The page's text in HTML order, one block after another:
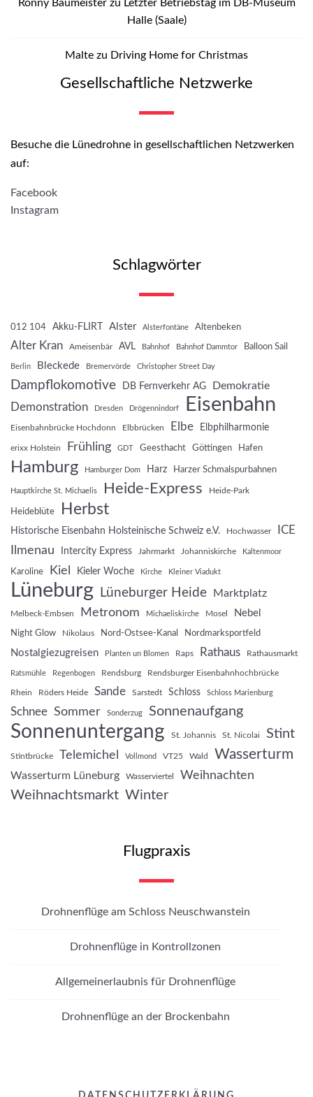
Ronny Baumeisterzu Letzter Betriebstag im DB-Museum
Halle (Saale)
Malte zu Driving Home for Christmas
Gesellschaftliche Netzwerke
Besuche die Lünedrohne in gesellschaftlichen Netzwerken
auf:
Facebook
Instagram
Schlagwörter
012 104 Akku-FLIRT Alster Alsterfontäne Altenbeken
Alter Kran Ameisenbär AVL Bahnhof Bahnhof Dammtor Balloon Sail
Berlin Bleckede Bremervörde Christopher Street Day
Dampflokomotive DB Fernverkehr AG Demokratie
Demonstration Dresden Drögennindorf Eisenbahn
Eisenbahnbrücke Hochdonn Elbbrücken Elbe Elbphilharmonie
erixx Holstein Frühling GDT Geesthacht Göttingen Hafen
Hamburg Hamburger Dom Harz Harzer Schmalspurbahnen
Hauptkirche St. Michaelis Heide-Express Heide-Park
Heideblüte Herbst
Historische Eisenbahn Holsteinische Schweiz e.V. Hochwasser ICE
Ilmenau Intercity Express Jahrmarkt Johanniskirche Kaltenmoor
Karoline Kiel Kieler Woche Kirche Kleiner Viadukt
Lüneburg Lüneburger Heide Marktplatz
Melbeck-Embsen Metronom Michaeliskirche Mosel Nebel
Night Glow Nikolaus Nord-Ostsee-Kanal Nordmarksportfeld
Nostalgiezugreisen Planten un Blomen Raps Rathaus Rathausmarkt
Ratsmühle Regenbogen Rendsburg Rendsburger Eisenbahnhochbrücke
Rhein Röders Heide Sande Sarstedt Schloss Schloss Marienburg
Schnee Sommer Sonderzug Sonnenaufgang
Sonnenuntergang St. Johannis St. Nicolai Stint
Stintbrücke Telemichel Vollmond VT25 Wald Wasserturm
Wasserturm Lüneburg Wasserviertel Weihnachten
Weihnachtsmarkt Winter
Flugpraxis
Drohnenflüge am Schloss Neuschwanstein
Drohnenflüge in Kontrollzonen
Allgemeinerlaubnis für Drohnenflüge
Drohnenflüge an der Brockenbahn